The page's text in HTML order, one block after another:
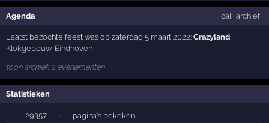
Agenda ical· archief
Laatst bezochte feest was op zaterdag 5 maart 2022:Crazyland
Klokgebouw, Eindhoven
toon archief, 2 evenementen
Statistieken
29357 ·
pagina's bekeken